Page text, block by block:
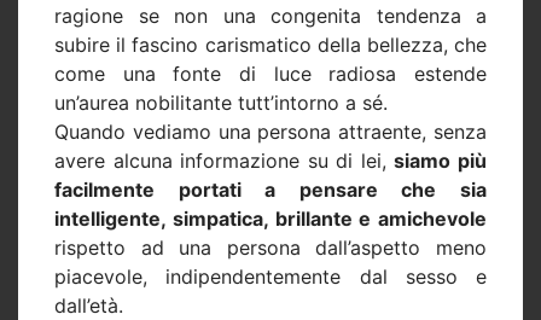
ragione se non una congenita tendenza a
subire il fascino carismatico della bellezza, che
come una fonte di luce radiosa estende
un’aurea nobilitante tutt’intorno a sé.
Quando vediamo una persona attraente, senza
avere alcuna informazione su di lei,siamo più
facilmente portati a pensare che sia
intelligente, simpatica, brillante e amichevole
rispetto ad una persona dall’aspetto meno
piacevole, indipendentemente dal sesso e
dall’età.